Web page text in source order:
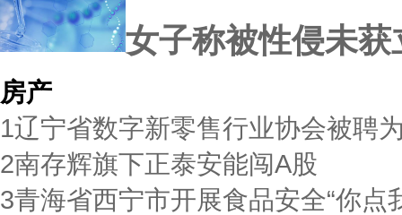
女子称被性侵未
房产
1辽宁省数字新零售行业协会被聘
2南存辉旗下正泰安能闯A股
3青海省西宁市开展食品安全“你点